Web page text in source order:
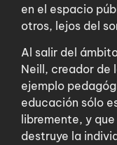
en el espacio
otros, lejos del
Al salir del
Neill, creador de
ejemplo
educación sólo
libremente, y
destruye la